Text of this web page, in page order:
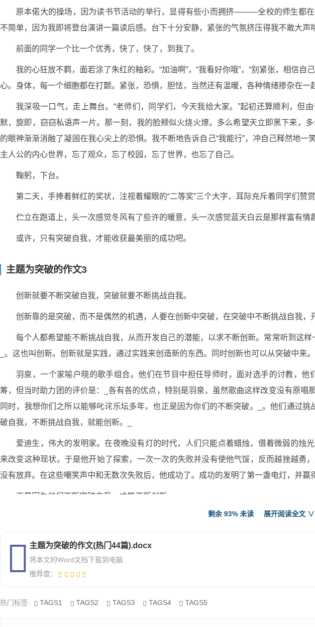
原本偌大的操场，因为读书节活动的举行，显得有些小而拥挤———全校的师生都
不简单，因为我即将登台演讲一篇读后感。台下十分安静，紧张的气氛挤压得我不敢大声
前面的同学一个比一个优秀，快了，快了，到我了。
我的心狂放不羁，面若涂了朱红的釉彩。“加油啊”，“我看好你哦”，“别紧张，相信
心。身体，每一个细胞都在打颤。紧张，恐惧，胆怯，当然还有温暖，各种情绪掺杂在一
我深吸一口气，走上舞台。“老师们，同学们，今天我给大家。”起初还算顺利，但
默，旋即，窃窃私语声一片。那一刻，我的脸颊似火烧火燎。多么希望天立即黑下来，
的眼神渐渐消融了凝固在我心尖上的恐惧。我不断地告诉自己“我能行”，冲自己释然地
主人公的内心世界，忘了观众，忘了校园，忘了世界，也忘了自己。
鞠躬，下台。
第二天，手捧着鲜红的奖状，注视着耀眼的“二等奖”三个大字，耳际充斥着同学们赞
伫立在跑道上，头一次感觉冬风有了些许的暖意，头一次感觉蓝天白云是那样富有情
或许，只有突破自我，才能收获最美丽的成功吧。
主题为突破的作文3
创新就要不断突破自我，突破就要不断挑战自我。
创新靠的是突破，而不是偶然的机遇，人要在创新中突破，在突破中不断挑战自我，
每个人都希望能不断挑战自我，从而开发自己的潜能，以求不断创新。常常听到这
_。这也叫创新。创新就是实践，通过实践来创造新的东西。同时创新也可以从突破中来。
羽泉，一个家喻户晓的歌手组合。他们在节目中担任导师时，面对选手的讨教，
筹，但当时助力团的评价是：_各有各的优点，特别是羽泉，虽然歌曲这样改变没有原唱
同时，我想你们之所以能够叱诧乐坛多年，也正是因为你们的不断突破。_。他们通过
破自我，不断挑战自我，就能创新。_
爱迪生，伟大的发明家。在夜晚没有灯的时代，人们只能点着蜡烛，借着微弱的烛
来改变这种现状。于是他开始了探索，一次一次的失败并没有使他气馁，反而越挫越勇
没有放弃。在这些嘲笑声中和无数次失败后，他成功了。成功的发明了第一盏电灯，并赢
正是因为他们不断突破自我，才能不断创新。
在人生的旅途中，我们需要创新。在生活中，我们要敢于质疑，敢于放开思路，敢
剩余 93% 未读 展开阅读全文 ∨
主题为突破的作文(热门44篇).docx
将本文的Word文档下载到电脑
推荐度：
热门标签: TAGS1 TAGS2 TAGS3 TAGS4 TAGS5